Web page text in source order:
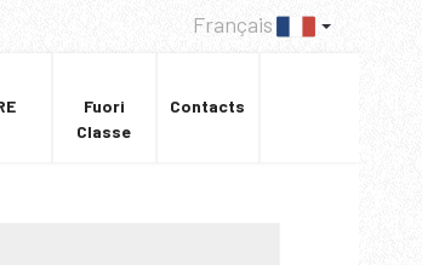
Français
Fuori
Classe
Contacts